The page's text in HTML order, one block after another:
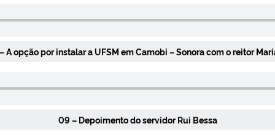
A opção por instalar a UFSM em Camobi – Sonora com o reitor
09 – Depoimento do servidor Rui Bessa